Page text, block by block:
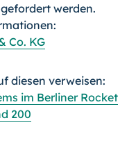
werden.
Co. KG
diesen verweisen:
im Berliner Rocket
200